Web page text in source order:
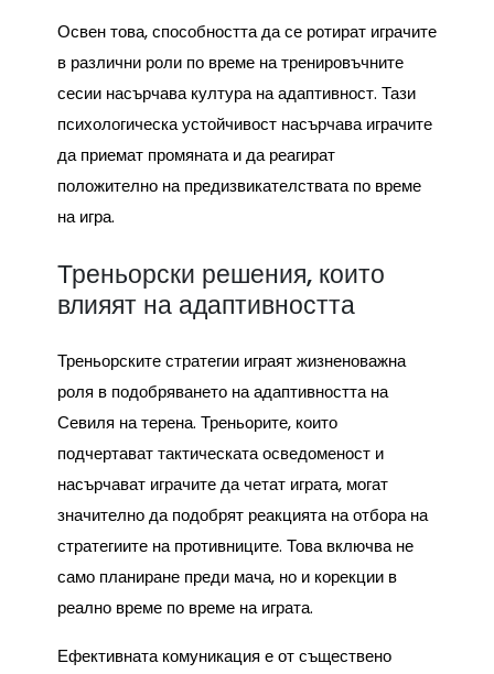
Освен това, способността да се ротират играчите
в различни роли по време на тренировъчните
сесии насърчава култура на адаптивност. Тази
психологическа устойчивост насърчава играчите
да приемат промяната и да реагират
положително на предизвикателствата по време
на игра.
Треньорски решения, които
влияят на адаптивността
Треньорските стратегии играят жизненоважна
роля в подобряването на адаптивността на
Севиля на терена. Треньорите, които
подчертават тактическата осведоменост и
насърчават играчите да четат играта, могат
значително да подобрят реакцията на отбора на
стратегиите на противниците. Това включва не
само планиране преди мача, но и корекции в
реално време по време на играта.
Ефективната комуникация е от съществено